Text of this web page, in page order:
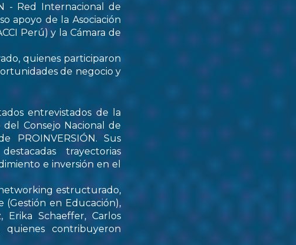
- Red Internacional de
apoyo de la Asociación
Perú) y la Cámara de
quienes participaron
de negocio y
entrevistados de la
Consejo Nacional de
PROINVERSIÓN. Sus
trayectorias
e inversión en el
estructurado,
(Gestión en Educación),
Erika Schaeffer, Carlos
contribuyeron